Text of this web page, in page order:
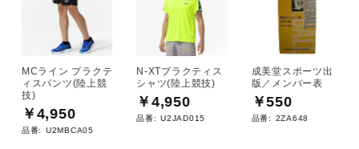
MCライン プラクテ
ィスパンツ(陸上競
技)
￥4,950
品番: U2MBCA05
N-XTプラクティス
シャツ(陸上競技)
￥4,950
品番: U2JAD015
成美堂スポーツ出
版／メンバー表
￥550
品番: 2ZA648